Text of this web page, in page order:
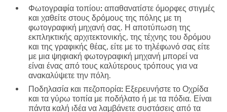
Φωτογραφία τοπίου: απαθανατίστε όμορφες στιγμές
και χαθείτε στους δρόμους της πόλης με τη
φωτογραφική μηχανή σας. Η αποτύπωση της
εκπληκτικής αρχιτεκτονικής, της τέχνης του δρόμου
και της γραφικής θέας, είτε με το τηλέφωνό σας είτε
με μια ψηφιακή φωτογραφική μηχανή μπορεί να
είναι ένας από τους καλύτερους τρόπους για να
ανακαλύψετε την πόλη.
Ποδηλασία και πεζοπορία: Εξερευνήστε το Οχρίδα
και τα γύρω τοπία με ποδήλατο ή με τα πόδια. Είναι
πάντα καλή ιδέα να λαμβάνετε συστάσεις από τα